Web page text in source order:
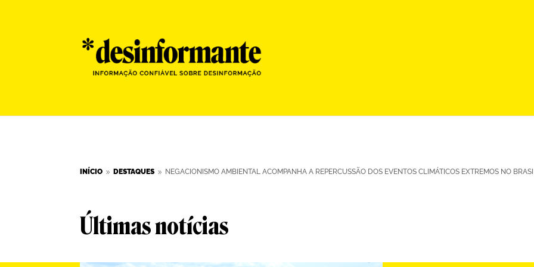
INÍCIO 9 DESTAQUES 9 NEGACIONISMO AMBIENTAL ACOMPANHA A REPERCUSSÃO DOS EVENTOS CLIMÁTICOS EXTREMOS NO
Últimas notícias